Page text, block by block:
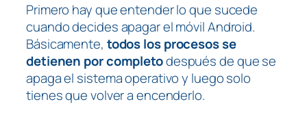
Primero hay que entender lo que sucede
cuando decides apagar el móvil Android.
Básicamente, todos los procesos se
detienen por completodespués de que se
apaga el sistema operativo y luego solo
tienes que volver a encenderlo.